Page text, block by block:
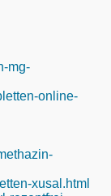
mg-
online-
xusal.html